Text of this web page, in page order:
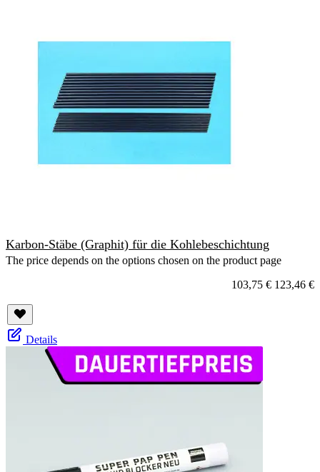
Karbon-Stäbe (Graphit) für die Kohlebeschichtung
The price depends on the options chosen on the product page
103,75 € 123,46 €
Details